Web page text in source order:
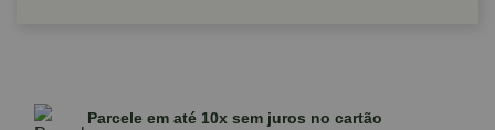
Parcele em até 10x sem juros no cartão